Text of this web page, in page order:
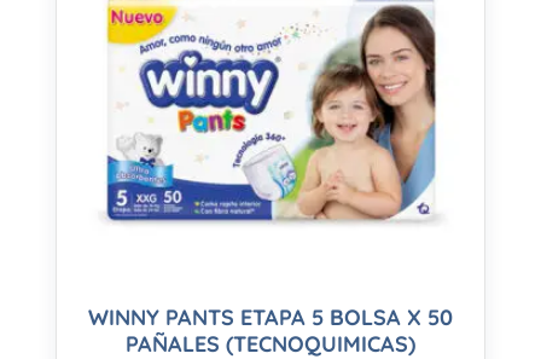
WINNY PANTS ETAPA 5 BOLSA X 50
PAÑALES (TECNOQUIMICAS)